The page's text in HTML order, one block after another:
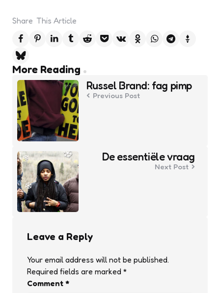
Share This Article
More Reading
Post
navigation
Russel Brand: fag pimp
Previous Post
De essentiële vraag
Next Post
Leave a Reply
Your email address will not be published.
Required fields are marked *
Comment *